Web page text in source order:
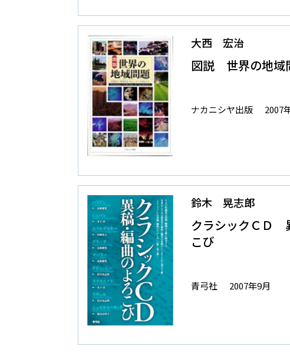
大西 宏治
図説 世界の地域
ナカニシヤ出版 2007
鈴木 晃志郎
クラシックＣＤ
こび
青弓社 2007年9月